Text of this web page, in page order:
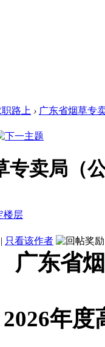
路上 › 广东省烟草专
专卖局（
| 只看该作者
广东省
2026年度